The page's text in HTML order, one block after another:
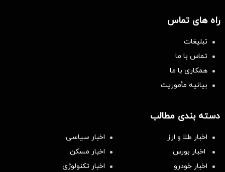
راه های تماس
تبلیغات
تماس با ما
همکاری با ما
بیانیه مأموریت
دسته بندی مطالب
اخبار طلا و ارز
اخبار سیاسی
اخبار بورس
اخبار مسکن
اخبار خودرو
اخبار تکنولوژی